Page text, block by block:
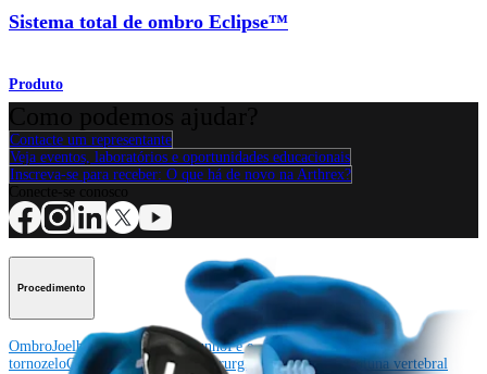
Sistema total de ombro Eclipse™
Produto
Contacte um representante
Veja eventos, laboratórios e oportunidades educacionais
Inscreva-se para receber: O que há de novo na Arthrex?
Procedimento
OmbroJoelhoCotoveloMão e punhoPé e
tornozeloQuadril Ortobiológicos Cirurgia cardiotorácicaColuna vertebral